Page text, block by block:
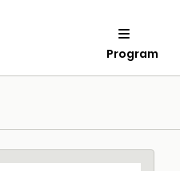
Program